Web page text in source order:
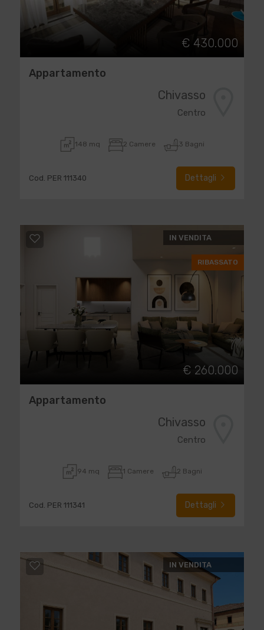
€ 430.000
Appartamento
Chivasso
Centro
148 mq 2 Camere 3 Bagni
Cod. PER 111340 Dettagli
IN VENDITA
RIBASSATO
€ 260.000
Appartamento
Chivasso
Centro
94 mq 1 Camere 2 Bagni
Cod. PER 111341 Dettagli
IN VENDITA